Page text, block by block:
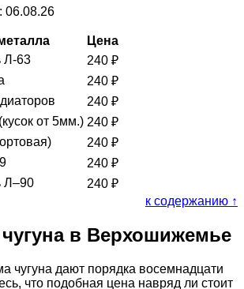
06.08.26
Цена
Л-63
240 ₽
240 ₽
240 ₽
от 5мм.) 240 ₽
240 ₽
240 ₽
Л–90
240 ₽
к содержанию ↑
в Верхошижемье
чугуна дают порядка восемнадцати
что подобная цена навряд ли стоит